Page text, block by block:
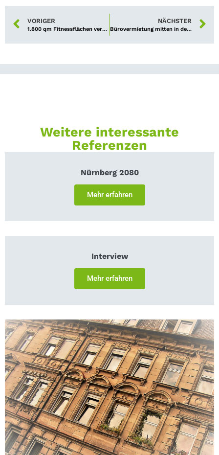
VORIGER
1.800 qm Fitnessflächen vermietet
NÄCHSTER
Bürovermietung mitten in der Stadt
Weitere interessante
Referenzen
Nürnberg 2080
Mehr erfahren
Interview
Mehr erfahren